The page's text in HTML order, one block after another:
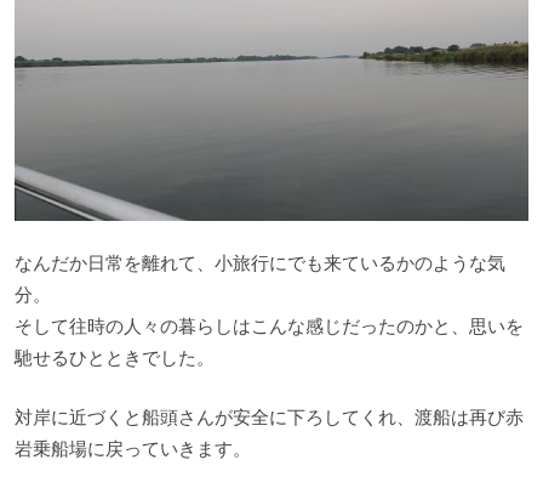
なんだか日常を離れて、小旅行にでも来ているかのような気
分。
そして往時の人々の暮らしはこんな感じだったのかと、思いを
馳せるひとときでした。
対岸に近づくと船頭さんが安全に下ろしてくれ、渡船は再び赤
岩乗船場に戻っていきます。